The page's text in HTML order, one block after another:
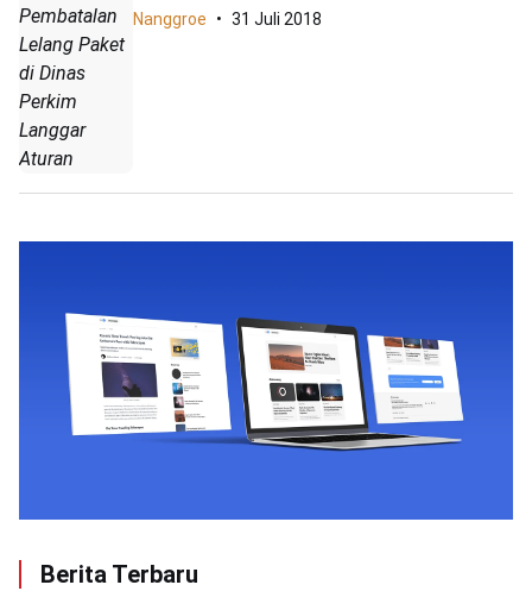
Pembatalan
Lelang Paket
di Dinas
Perkim
Langgar
Aturan
Nanggroe 31 Juli 2018
Berita Terbaru